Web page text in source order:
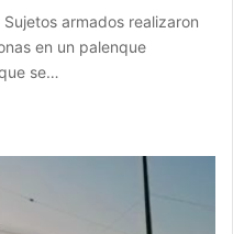
armados realizaron
en un palenque
se…